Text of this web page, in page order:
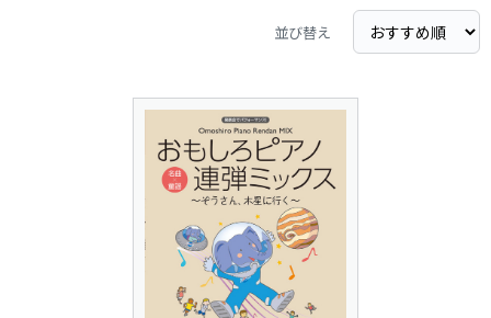
並び替え